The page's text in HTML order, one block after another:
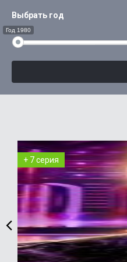
Выбрать год
Год 1980
+ 7 серия